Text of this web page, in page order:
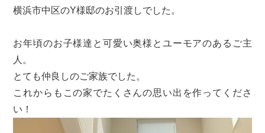
横浜市中区のY様邸のお引渡しでした。
お年頃のお子様達と可愛い奥様とユーモアのあるご主
人。
とても仲良しのご家族でした。
これからもこの家でたくさんの思い出を作ってくださ
い！